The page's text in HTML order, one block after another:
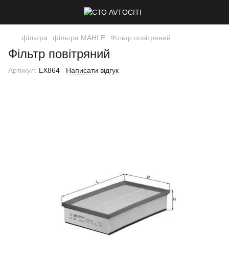
фільтра фільтра MAHLE Фільтр повітряний
Фільтр повітряний
Артикул: LX864 Написати відгук